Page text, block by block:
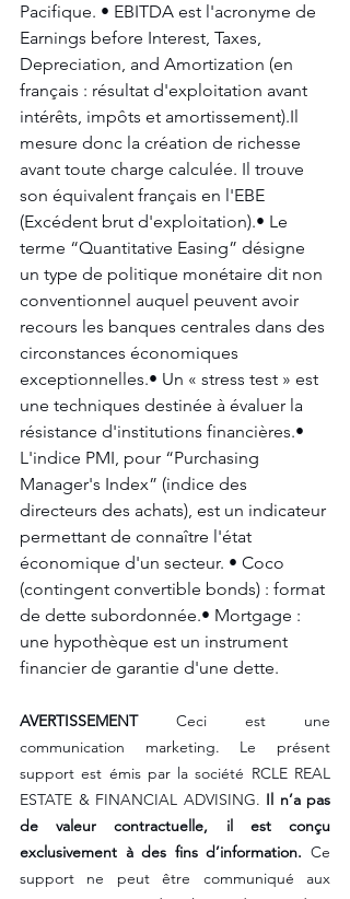
Pacifique. • EBITDA est l'acronyme de
Earnings before Interest, Taxes,
Depreciation, and Amortization (en
français : résultat d'exploitation avant
intérêts, impôts et amortissement).Il
mesure donc la création de richesse
avant toute charge calculée. Il trouve
son équivalent français en l'EBE
(Excédent brut d'exploitation).• Le
terme “Quantitative Easing” désigne
un type de politique monétaire dit non
conventionnel auquel peuvent avoir
recours les banques centrales dans des
circonstances économiques
exceptionnelles.• Un « stress test » est
une techniques destinée à évaluer la
résistance d'institutions financières.•
L'indice PMI, pour “Purchasing
Manager's Index” (indice des
directeurs des achats), est un indicateur
permettant de connaître l'état
économique d'un secteur. • Coco
(contingent convertible bonds) : format
de dette subordonnée.• Mortgage :
une hypothèque est un instrument
financier de garantie d'une dette.
AVERTISSEMENT Ceci est une
communication marketing. Le présent
support est émis par la société RCLE REAL
ESTATE & FINANCIAL ADVISING. Il n’a pas
de valeur contractuelle, il est conçu
exclusivement à des fins d’information. Ce
support ne peut être communiqué aux